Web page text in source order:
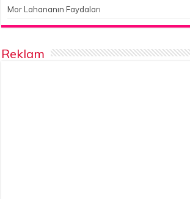
Mor Lahananın Faydaları
Reklam